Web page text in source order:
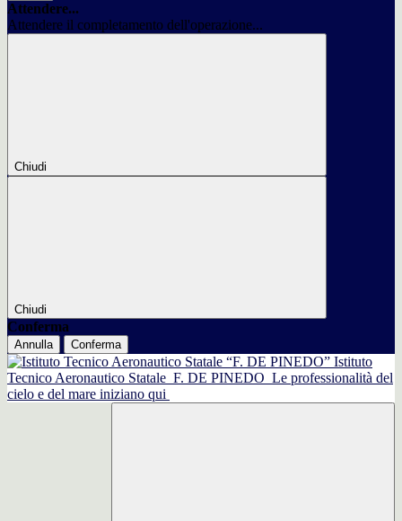
Attendere...
Attendere il completamento dell'operazione...
Chiudi
Chiudi
Conferma
Annulla Conferma
Istituto
Tecnico Aeronautico Statale F. DE PINEDO Le professionalità del
cielo e del mare iniziano qui